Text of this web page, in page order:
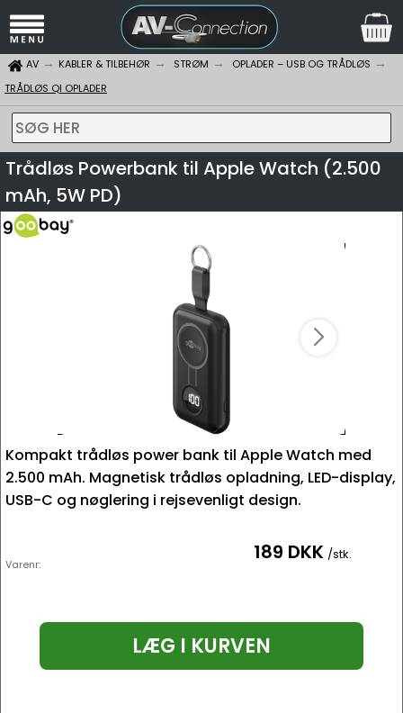
AV KABLER & TILBEHØR STRØM
OPLADER – USB OG TRÅDLØS
TRÅDLØS QI OPLADER
SØG HER
Trådløs Powerbank til Apple Watch (2.500
mAh, 5W PD)
Kompakt trådløs power bank til Apple Watch med
2.500 mAh. Magnetisk trådløs opladning, LED-display,
USB-C og nøglering i rejsevenligt design.
Varenr: 189 DKK /stk.
LÆG I KURVEN